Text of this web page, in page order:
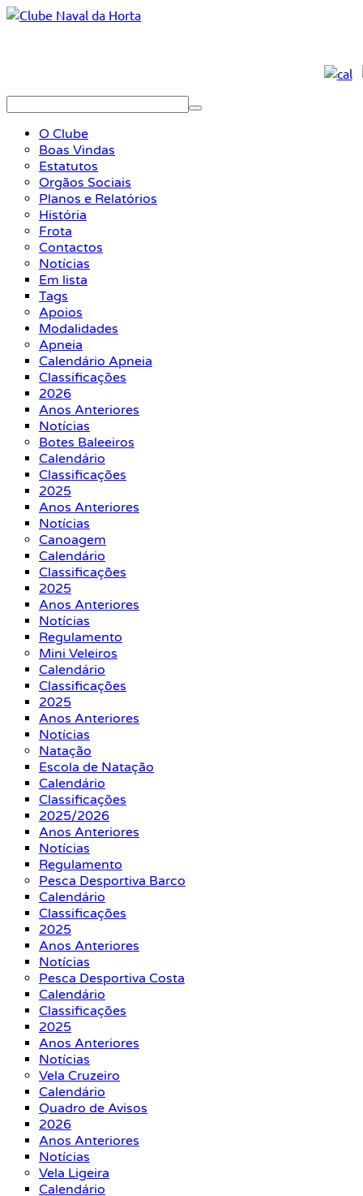
O Clube
Boas Vindas
Estatutos
Orgãos Sociais
Planos e Relatórios
História
Frota
Contactos
Notícias
Em lista
Tags
Apoios
Modalidades
Apneia
Calendário Apneia
Classificações
2026
Anos Anteriores
Notícias
Botes Baleeiros
Calendário
Classificações
2025
Anos Anteriores
Notícias
Canoagem
Calendário
Classificações
2025
Anos Anteriores
Notícias
Regulamento
Mini Veleiros
Calendário
Classificações
2025
Anos Anteriores
Notícias
Natação
Escola de Natação
Calendário
Classificações
2025/2026
Anos Anteriores
Notícias
Regulamento
Pesca Desportiva Barco
Calendário
Classificações
2025
Anos Anteriores
Notícias
Pesca Desportiva Costa
Calendário
Classificações
2025
Anos Anteriores
Notícias
Vela Cruzeiro
Calendário
Quadro de Avisos
2026
Anos Anteriores
Notícias
Vela Ligeira
Calendário